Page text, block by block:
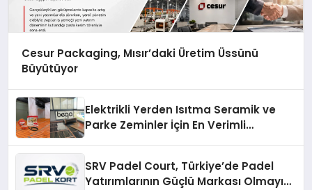
Cesur Packaging, Mısır’daki Üretim Üssünü
Büyütüyor
Elektrikli Yerden Isıtma Seramik ve
Parke Zeminler İçin En Verimli
SRV Padel Court, Türkiye’de Padel
Yatırımlarının Güçlü Markası Olmayı